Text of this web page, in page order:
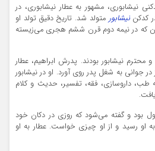
نیشابوری، مشهور به عطار نیشابوری، در
نیشابور متولد شد. تاریخ دقیق تولد او
که در نیمه دوم قرن ششم هجری می‌زیسته
و محترم نیشابور بودند. پدرش ابراهیم، عطار
جوانی به شغل پدر روی آورد. او در نیشابور
داروسازی، فقه، تفسیر، حدیث و کلام
بود و گفته می‌شود که روزی در دکان خود
او رسید و از او چیزی خواست. عطار به او